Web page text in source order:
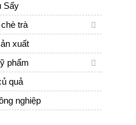
Sấy
trà
xuất
phẩm
quả
nghiệp